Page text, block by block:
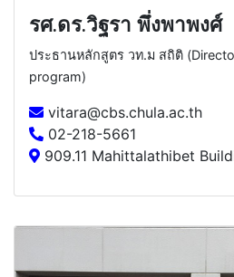
รศ.ดร.วิฐรา พึ่งพาพงศ์
ประธานหลักสูตร วท.ม สถิติ
program)
vitara@cbs.chula.ac.th
02-218-5661
909.11 Mahittalathibet